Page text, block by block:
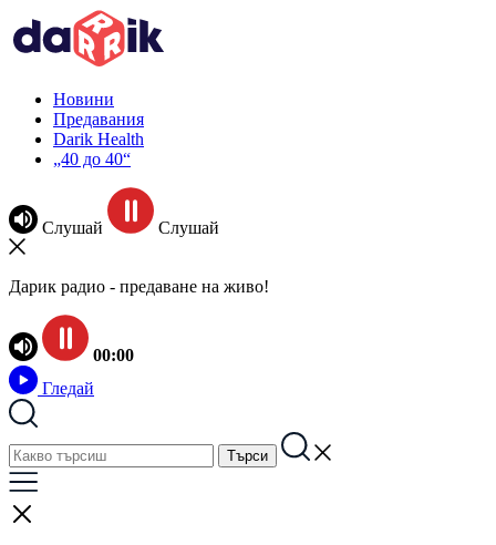
Новини
Предавания
Darik Health
„40 до 40“
Слушай Слушай
Дарик радио - предаване на живо!
00:00
Гледай